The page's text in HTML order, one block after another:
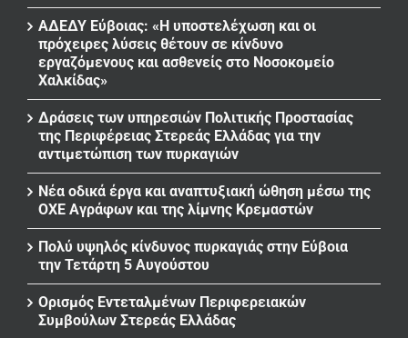
ΑΔΕΔΥ Εύβοιας: «Η υποστελέχωση και οι
πρόχειρες λύσεις θέτουν σε κίνδυνο
εργαζόμενους και ασθενείς στο Νοσοκομείο
Χαλκίδας»
Δράσεις των υπηρεσιών Πολιτικής Προστασίας
της Περιφέρειας Στερεάς Ελλάδας για την
αντιμετώπιση των πυρκαγιών
Νέα οδικά έργα και αναπτυξιακή ώθηση μέσω της
ΟΧΕ Αγράφων και της λίμνης Κρεμαστών
Πολύ υψηλός κίνδυνος πυρκαγιάς στην Εύβοια
την Τετάρτη 5 Αυγούστου
Ορισμός Εντεταλμένων Περιφερειακών
Συμβούλων Στερεάς Ελλάδας